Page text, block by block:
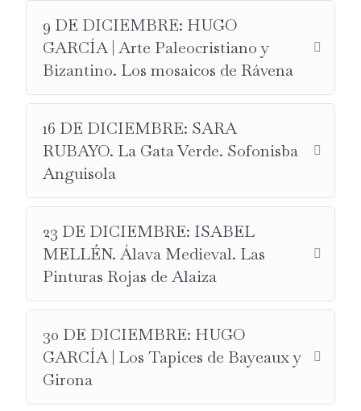
13 DE ENERO.LAURA FERNÁNDEZ.HISTORIADORA
DEL ARTE.
LA CASA BLAYLOCK.
SIMBOLOGÍA Y OCULTISMO EN EL ARTE.
17 DE FEBRERO.MIGUEL ÁNGEL CAJIGAL
HISTORIADOR DEL ARTE.
EL BARROQUISTA.
LA CATEDRAL DE SANTIAGO DE COMPOSTELA.
23 DE DICIEMBRE:ISABEL MELLÉN.DOCTORANDA
EN FILOSOFÍA Y GRADUADA EN HISTORIA DEL
ARTE.
ÁLAVA MEDIEVAL.
LAS PINTURAS ROJAS DE ALAIZA.
27 DE ENERO: DIEGO RUBIO. HISTORIADOR DEL
ARTE.
ARTEVIAJERO.COM
9 DE DICIEMBRE: HUGO
GARCÍA | Arte Paleocristiano y
Bizantino. Los mosaicos de Rávena
16 DE DICIEMBRE: SARA
RUBAYO. La Gata Verde. Sofonisba
Anguisola
23 DE DICIEMBRE: ISABEL
MELLÉN. Álava Medieval. Las
Pinturas Rojas de Alaiza
30 DE DICIEMBRE: HUGO
GARCÍA | Los Tapices de Bayeaux y
Girona